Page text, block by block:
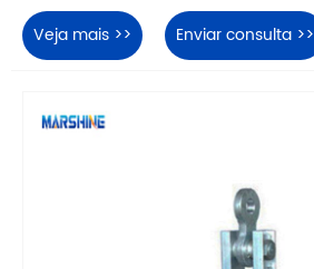
Veja mais >> Enviar consulta >>